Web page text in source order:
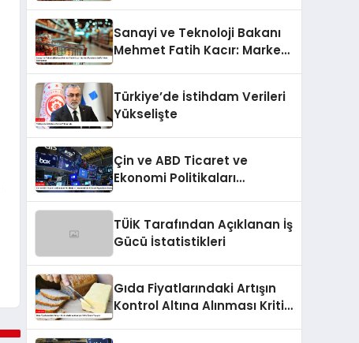
Sanayi ve Teknoloji Bakanı
Mehmet Fatih Kacır: Market
Türkiye’de İstihdam Verileri
Yükselişte
Çin ve ABD Ticaret ve
Ekonomi Politikaları
TÜİK Tarafından Açıklanan İş
Gücü İstatistikleri
Gıda Fiyatlarındaki Artışın
Kontrol Altına Alınması Kritik